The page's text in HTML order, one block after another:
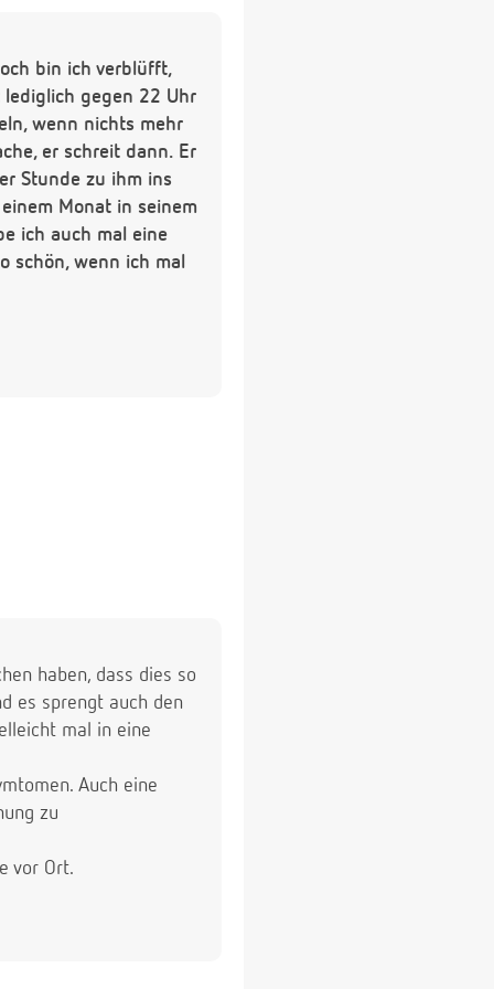
bin ich verblüfft,
gegen 22 Uhr
wenn nichts mehr
er schreit dann. Er
Stunde zu ihm ins
Monat in seinem
ich auch mal eine
schön, wenn ich mal
konsequent nach
Ändert sich das
haben, dass dies so
es sprengt auch den
mal in eine
Auch eine
zu
vor Ort.